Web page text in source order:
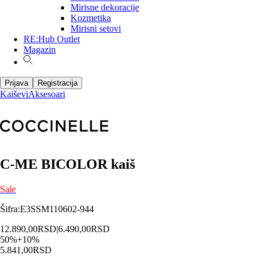
Mirisne dekoracije
Kozmetika
Mirisni setovi
RE:Hub Outlet
Magazin
Prijava Registracija
KaiševiAksesoari
C-ME BICOLOR kaiš
Sale
Šifra:E3SSM110602-944
12.890,00RSD|6.490,00RSD
50%+10%
5.841,00RSD